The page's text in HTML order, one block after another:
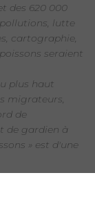
des 620 000
lutte
cartographie,
seraient
plus haut
migrateurs,
de
de gardien à
» est d'une